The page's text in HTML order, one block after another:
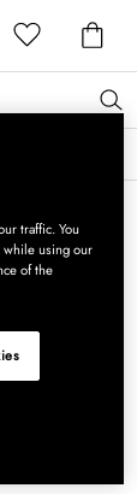
traffic. You
while using our
of the